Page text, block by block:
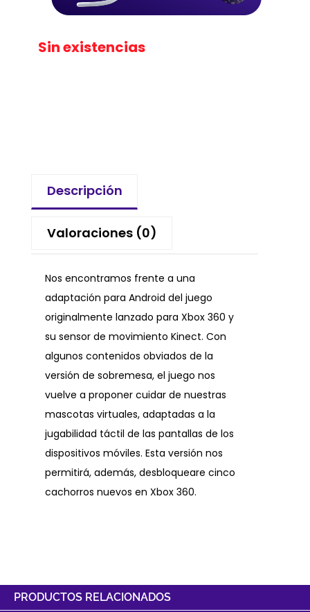
Sin existencias
Descripción
Valoraciones (0)
Nos encontramos frente a una
adaptación para Android del juego
originalmente lanzado para Xbox 360 y
su sensor de movimiento Kinect. Con
algunos contenidos obviados de la
versión de sobremesa, el juego nos
vuelve a proponer cuidar de nuestras
mascotas virtuales, adaptadas a la
jugabilidad táctil de las pantallas de los
dispositivos móviles. Esta versión nos
permitirá, además, desbloqueare cinco
cachorros nuevos en Xbox 360.
PRODUCTOS RELACIONADOS